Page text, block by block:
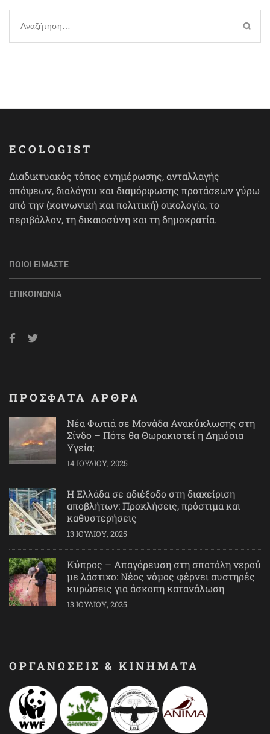
Αναζήτηση
για:
ECOLOGIST
Διαδικτυακός τόπος ενημέρωσης, ανταλλαγής
απόψεων, διαλόγου και διαμόρφωσης προτάσεων γύρω
από την (κοινωνική και πολιτική) οικολογία, το
περιβάλλον, τη δικαιοσύνη και τη δημοκρατία.
ΠΟΙΟΙ ΕΊΜΑΣΤΕ
ΕΠΙΚΟΙΝΩΝΊΑ
ΠΡΟΣΦΑΤΑ ΑΡΘΡΑ
Νέα Φωτιά σε Μονάδα Ανακύκλωσης στη
Σίνδο – Πότε θα Θωρακιστεί η Δημόσια
Υγεία;
14 ΙΟΥΛΊΟΥ, 2025
Η Ελλάδα σε αδιέξοδο στη διαχείριση
αποβλήτων: Προκλήσεις, πρόστιμα και
καθυστερήσεις
13 ΙΟΥΛΊΟΥ, 2025
Κύπρος – Απαγόρευση στη σπατάλη νερού
με λάστιχο: Νέος νόμος φέρνει αυστηρές
κυρώσεις για άσκοπη κατανάλωση
13 ΙΟΥΛΊΟΥ, 2025
ΟΡΓΑΝΩΣΕΙΣ & ΚΙΝΗΜΑΤΑ